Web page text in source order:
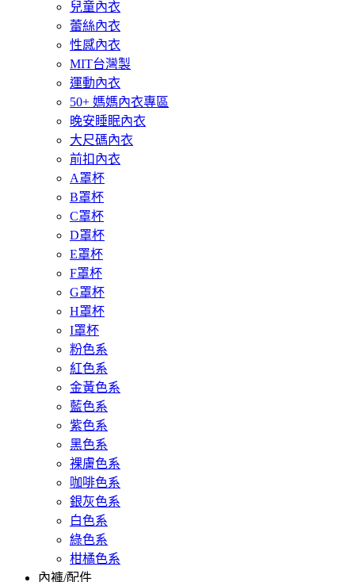
兒童內衣
蕾絲內衣
性感內衣
MIT台灣製
運動內衣
50+ 媽媽內衣專區
晚安睡眠內衣
大尺碼內衣
前扣內衣
A罩杯
B罩杯
C罩杯
D罩杯
E罩杯
F罩杯
G罩杯
H罩杯
I罩杯
粉色系
紅色系
金黃色系
藍色系
紫色系
黑色系
裸膚色系
咖啡色系
銀灰色系
白色系
綠色系
柑橘色系
內褲/配件